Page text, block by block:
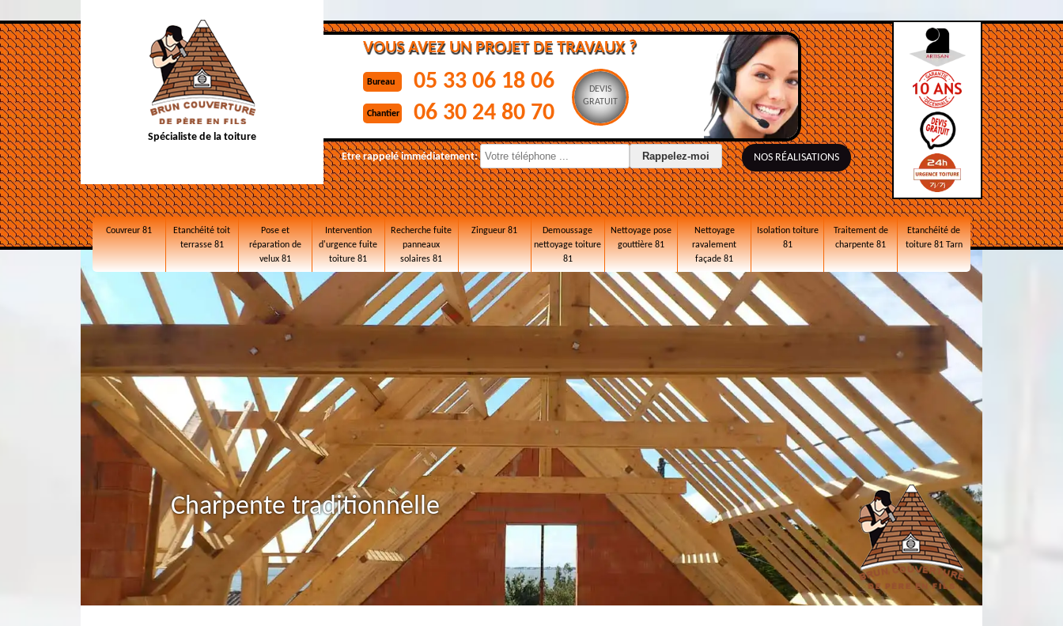
Spécialiste de la toiture
VOUS AVEZ UN PROJET DE TRAVAUX ?
Bureau 05 33 06 18 06
Chantier 06 30 24 80 70
DEVIS
GRATUIT
Etre rappelé immédiatement: NOS RÉALISATIONS
Couvreur 81
Etanchéité toit
terrasse 81
Pose et
réparation de
velux 81
Intervention
d'urgence fuite
toiture 81
Recherche fuite
panneaux
solaires 81
Zingueur 81
Demoussage
nettoyage toiture
81
Nettoyage pose
gouttière 81
Nettoyage
ravalement
façade 81
Isolation toiture
81
Traitement de
charpente 81
Etanchéité de
toiture 81 Tarn
Charpente traditionnelle